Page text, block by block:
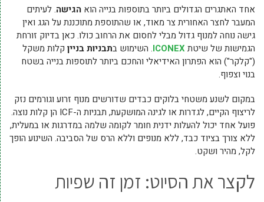
אחד האתגרים הגדולים ביותר בתוספות בנייה הוא הגישה. לעיתים
המעבר לחצר האחורית צר מאוד, או שהתוספת מתוכננת על הגג ואין
גישה נוחה למנוף גדול מבלי לחסום את הרחוב כולו. כאן בדיוק זורחת
הגמישות של שיטתICONEX. השימוש בתבניות בניין קלות משקל
("קלקר") הוא הפתרון האידיאלי והחכם ביותר לתוספות בנייה בשטח
בנוי וצפוף.
במקום לשנע משטחי בלוקים כבדים שדורשים מנוף זרוע וגורמים נזק
לריצוף הקיים, לגדרות או לגינה המושקעת, תבניות ה-ICF הן קלות נוצה.
פועל אחד יכול להעלות ידנית חומר לקומה שלמה במדרגות או במעלית,
ללא צורך בציוד כבד, ללא מנופים וללא הרס של הסביבה. השינוע הופך
לקל, מהיר ושקט.
לקצר את הסיוט: זמן זה שפיות